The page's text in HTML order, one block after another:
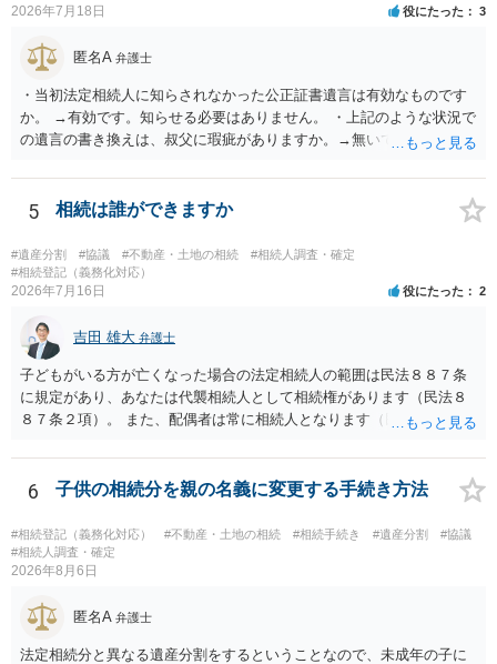
2026年7月18日 役にたった 3
匿名A 弁護士
・当初法定相続人に知らされなかった公正証書遺言は有効なものです
か。 →有効です。知らせる必要はありません。 ・上記のような状況で
の遺言の書き換えは、叔父に瑕疵がありますか。→無いです。 ・分割
ますか。 →本人が自由に決められますので、どこが妥当とは言えない
です。客観的な基準もありません。 ・できれば穏やかに、分割を拒否
ないということでしょうか。遺言で、受取を指定されててもいらない
と拒否することはできます。理由を説明する必要はありません。
5 相続は誰ができますか
#遺産分割 #協議 #不動産・土地の相続
#相続人調査・確定
#相続登記（義務化対応）
2026年7月16日 役にたった 2
吉田 雄大 弁護士
子どもがいる方が亡くなった場合の法定相続人の範囲は民法８８７条
に規定があり、あなたは代襲相続人として相続権があります（民法８
８７条２項）。 また、配偶者は常に相続人となります（民法８９０
も相続権があります。つまり、孫５人に加えて「おじ又はおば」にも
相続権がある可能性があります。
6 子供の相続分を親の名義に変更する手続き方法
#相続登記（義務化対応） #不動産・土地の相続 #相続手続き #遺産分割
#協議
#相続人調査・確定
2026年8月6日
匿名A 弁護士
法定相続分と異なる遺産分割をするということなので、未成年の子に